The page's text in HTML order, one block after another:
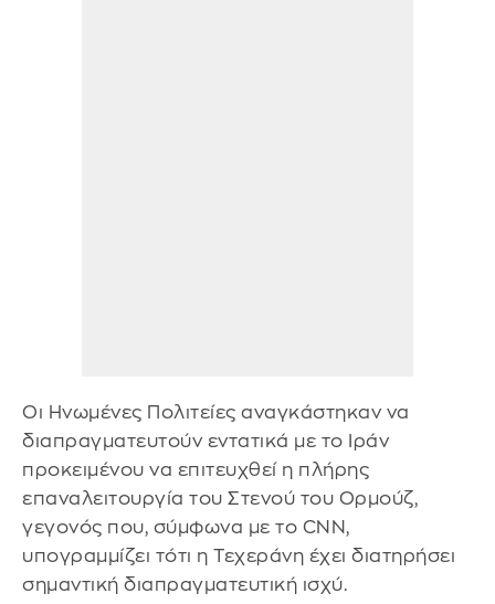
Οι Ηνωμένες Πολιτείες αναγκάστηκαν να
διαπραγματευτούν εντατικά με το Ιράν
προκειμένου να επιτευχθεί η πλήρης
επαναλειτουργία του Στενού του Ορμούζ,
γεγονός που, σύμφωνα με το CNN,
υπογραμμίζει τότι η Τεχεράνη έχει διατηρήσει
σημαντική διαπραγματευτική ισχύ.